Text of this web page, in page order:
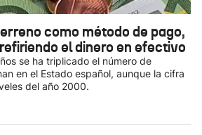
como método de pago,
el dinero en efectivo
se ha triplicado el número de
en el Estado español, aunque la cifra
del año 2000.